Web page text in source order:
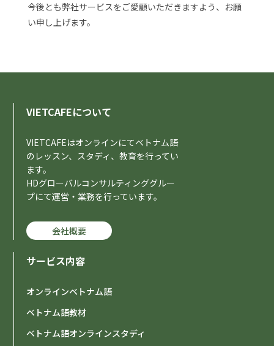
今後とも弊社サービスをご愛顧いただきますよう、お願
い申し上げます。
VIETCAFEについて
VIETCAFEはオンラインにてベトナム語
のレッスン、スタディ、教育を行ってい
ます。
HDグローバルコンサルティンググルー
プにて運営・業務を行っています。
会社概要
サービス内容
オンラインベトナム語
ベトナム語教材
ベトナム語オンラインスタディ